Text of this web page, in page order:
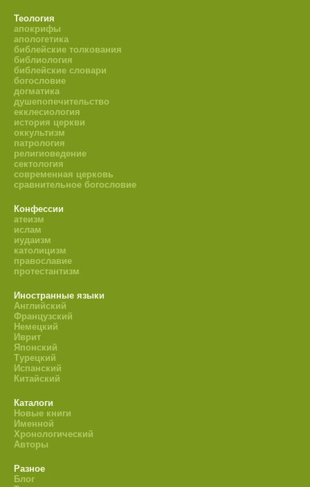
Теология
апокрифы
апологетика
библейские толкования
библиология
библейские словари
богословие
догматика
душепопечительство
екклесиология
история церкви
оккультизм
патрология
религиоведение
сектология
современная церковь
сравнительное богословие
Конфессии
атеизм
ислам
иудаизм
католицизм
православие
протестантизм
Иностранные языки
Английский
Французский
Немецкий
Иврит
Японский
Турецкий
Испанский
Китайский
Каталоги
Новые книги
Именной
Хронологический
Авторы
Разное
Блог